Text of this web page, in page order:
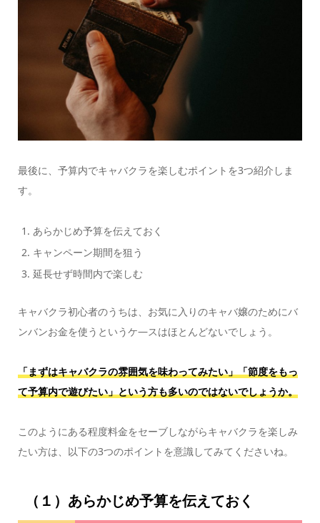
最後に、予算内でキャバクラを楽しむポイントを3つ紹介しま
す。
あらかじめ予算を伝えておく
キャンペーン期間を狙う
延長せず時間内で楽しむ
キャバクラ初心者のうちは、お気に入りのキャバ嬢のためにバ
ンバンお金を使うというケ―スはほとんどないでしょう。
「まずはキャバクラの雰囲気を味わってみたい」「節度をもっ
て予算内で遊びたい」という方も多いのではないでしょうか。
このようにある程度料金をセーブしながらキャバクラを楽しみ
たい方は、以下の3つのポイントを意識してみてくださいね。
（１）あらかじめ予算を伝えておく